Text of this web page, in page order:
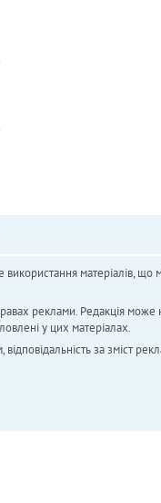
матеріалів, що
реклами. Редакція може
у цих матеріалах.
за зміст